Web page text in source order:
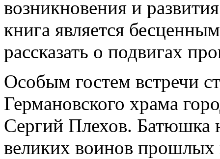
возникновения и
книга является
рассказать о подвигах
Особым гостем встречи
Германовского храма
Сергий Плехов. Батюшка
великих воинов